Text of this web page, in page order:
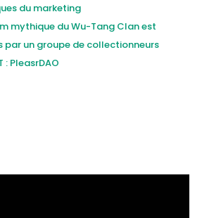
du marketing
mythique du Wu-Tang Clan est
par un groupe de collectionneurs
: PleasrDAO